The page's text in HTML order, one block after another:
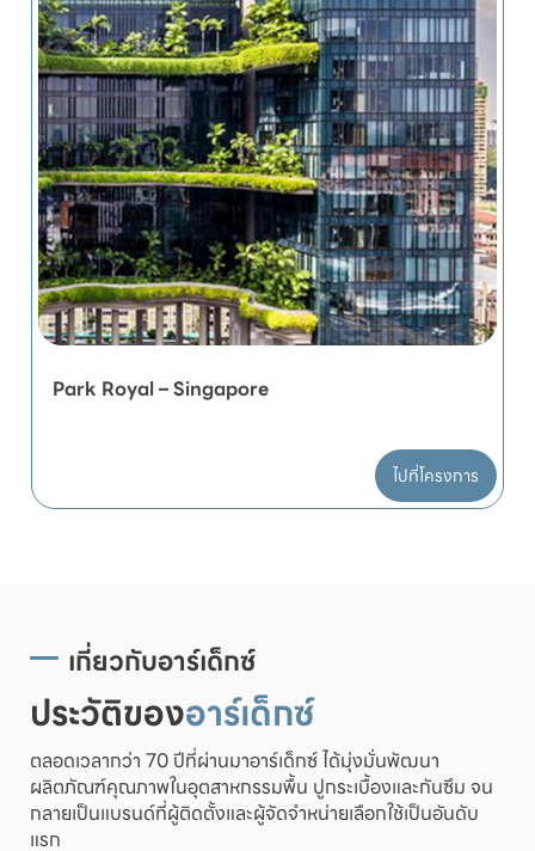
Park Royal – Singapore
ไปที่โครงการ
เกี่ยวกับอาร์เด็กซ์
ประวัติของอาร์เด็กซ์
ตลอดเวลากว่า 70 ปีที่ผ่านมาอาร์เด็กซ์ ได้มุ่งมั่นพัฒนา
ผลิตภัณฑ์คุณภาพในอุตสาหกรรมพื้น ปูกระเบื้องและกันซึม จน
กลายเป็นแบรนด์ที่ผู้ติดตั้งและผู้จัดจำหน่ายเลือกใช้เป็นอันดับ
แรก